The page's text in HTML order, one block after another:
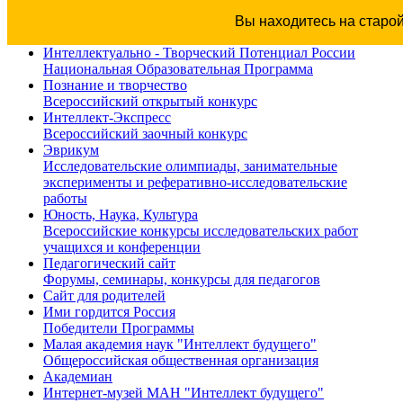
Вы находитесь на
Интеллектуально - Творческий Потенциал России
Национальная Образовательная Программа
Познание и творчество
Всероссийский открытый конкурс
Интеллект-Экспресс
Всероссийский заочный конкурс
Эврикум
Исследовательские олимпиады, занимательные
эксперименты и реферативно-исследовательские
работы
Юность, Наука, Культура
Всероссийские конкурсы исследовательских работ
учащихся и конференции
Педагогический сайт
Форумы, семинары, конкурсы для педагогов
Сайт для родителей
Ими гордится Россия
Победители Программы
Малая академия наук "Интеллект будущего"
Общероссийская общественная организация
Академиан
Интернет-музей МАН "Интеллект будущего"